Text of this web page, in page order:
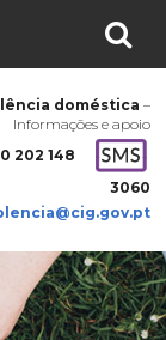
doméstica –
Informações e apoio
202 148
3060